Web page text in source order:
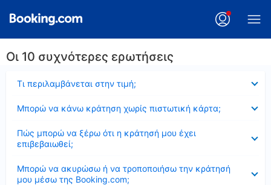
Οι 10 συχνότερες ερωτήσεις
Τι περιλαμβάνεται στην τιμή;
Μπορώ να κάνω κράτηση χωρίς πιστωτική κάρτα;
Πώς μπορώ να ξέρω ότι η κράτησή μου έχει
επιβεβαιωθεί;
Μπορώ να ακυρώσω ή να τροποποιήσω την κράτησή
μου μέσω της Booking.com;